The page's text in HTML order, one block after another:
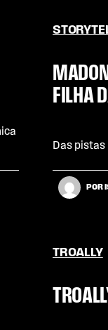
FILHA
Das
POR
TROALLY